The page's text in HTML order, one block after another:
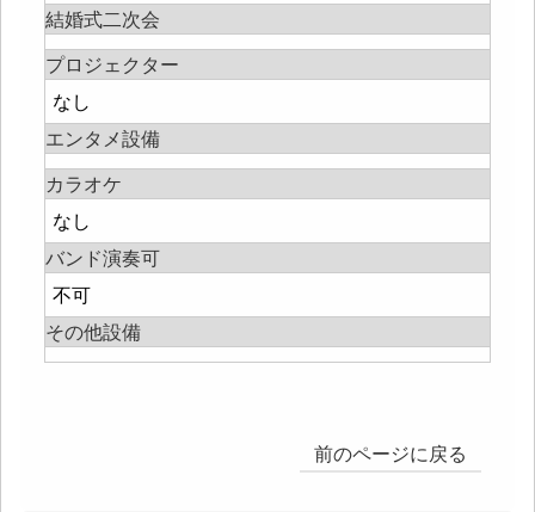
結婚式二次会
プロジェクター
なし
エンタメ設備
カラオケ
なし
バンド演奏可
不可
その他設備
前のページに戻る